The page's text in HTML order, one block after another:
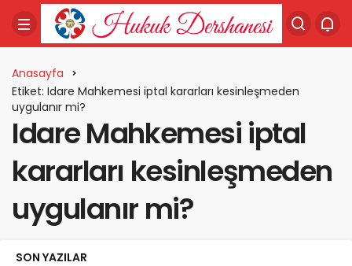
Anasayfa
Etiket: Idare Mahkemesi iptal kararları kesinleşmeden
uygulanır mi?
Idare Mahkemesi iptal
kararları kesinleşmeden
uygulanır mi?
SON YAZILAR